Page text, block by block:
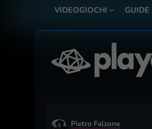
VIDEOGIOCHI GUIDE
Pietro Falzone